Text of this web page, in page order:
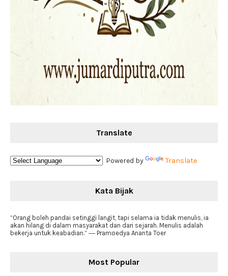
Translate
Powered by Translate
Kata Bijak
“Orang boleh pandai setinggi langit, tapi selama ia tidak menulis, ia
akan hilang di dalam masyarakat dan dari sejarah. Menulis adalah
bekerja untuk keabadian.” ― Pramoedya Ananta Toer
Most Popular